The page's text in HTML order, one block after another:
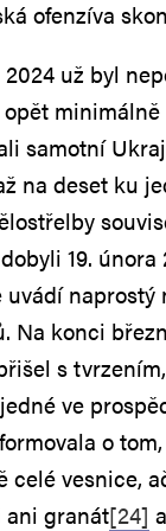
ofenzíva
už byl
samotní
na deset ku
19. února
uvádí
Na konci
s
ve
o
celé vesnice,
ani granát[24]